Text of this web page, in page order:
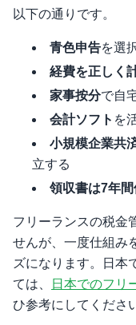
以下の通りです。
青色申告を選
経費を正しく
家事按分で自
会計ソフト を
小規模企業共
立する
領収書は7年
フリーランスの税金
せんが、一度仕組み
ズになります。日本
ては、
日本でのフリ
ひ参考にしてくださ